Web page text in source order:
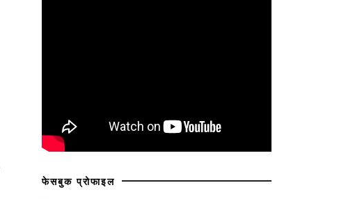
फेसबुक प्रोफाइल